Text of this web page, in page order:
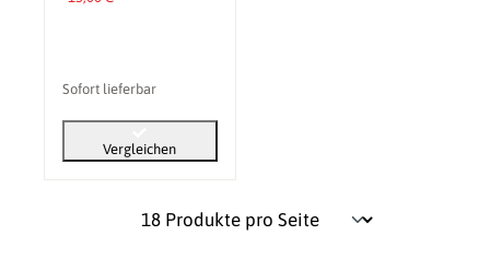
Sofort lieferbar
Vergleichen